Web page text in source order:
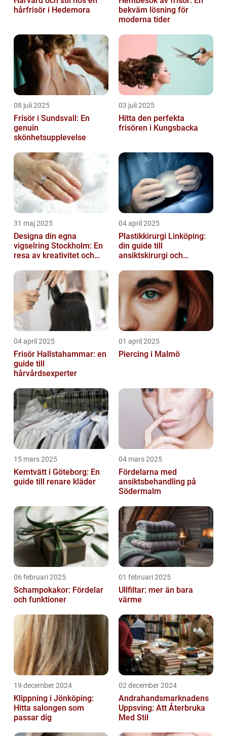
hårfrisör i Hedemora
bekväm lösning för
moderna tider
08 juli 2025
Frisör i Sundsvall: En
genuin
skönhetsupplevelse
03 juli 2025
Hitta den perfekta
frisören i Kungsbacka
31 maj 2025
Designa din egna
vigselring Stockholm: En
resa av kreativitet och
04 april 2025
Plastikkirurgi Linköping:
din guide till
ansiktskirurgi och
04 april 2025
Frisör Hallstahammar: en
guide till
hårvårdsexperter
01 april 2025
Piercing i Malmö
15 mars 2025
Kemtvätt i Göteborg: En
guide till renare kläder
04 mars 2025
Fördelarna med
ansiktsbehandling på
Södermalm
06 februari 2025
Schampokakor: Fördelar
och funktioner
01 februari 2025
Ullfiltar: mer än bara
värme
19 december 2024
Klippning i Jönköping:
Hitta salongen som
passar dig
02 december 2024
Andrahandsmarknadens
Uppsving: Att Återbruka
Med Stil